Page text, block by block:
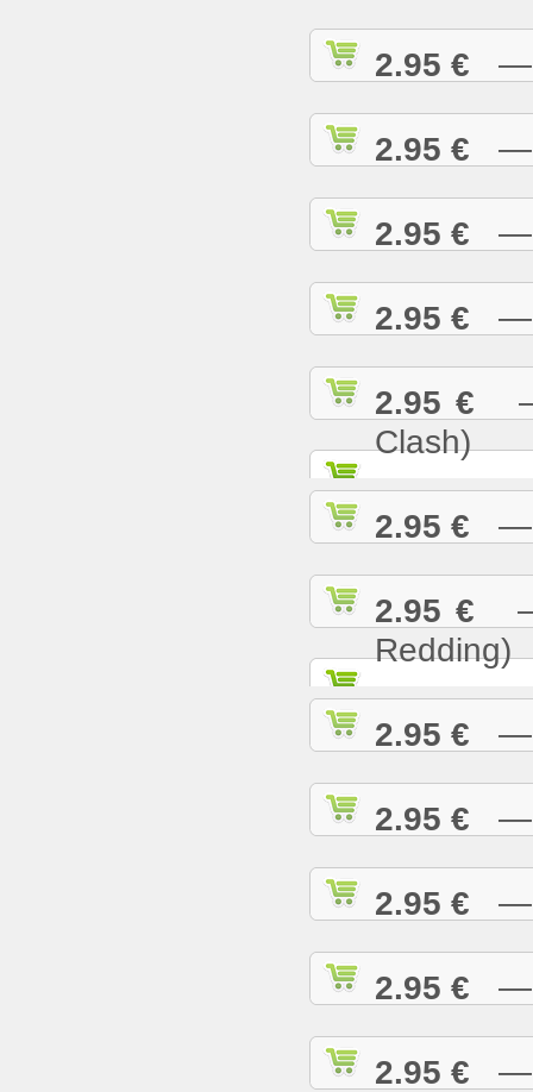
2.95 € —
2.95 € —
2.95 € —
2.95 € —
2.95 € —
Clash)
2.95 € —
2.95 € —
Redding)
2.95 € —
2.95 € —
2.95 € —
2.95 € —
2.95 € —